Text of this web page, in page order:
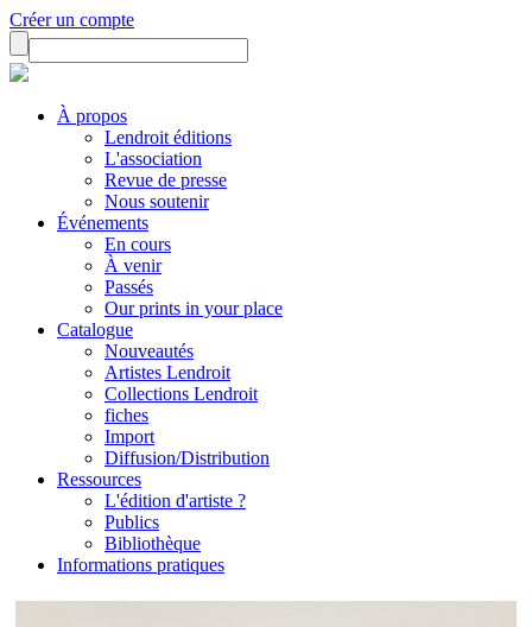
Créer un compte
À propos
Lendroit éditions
L'association
Revue de presse
Nous soutenir
Événements
En cours
À venir
Passés
Our prints in your place
Catalogue
Nouveautés
Artistes Lendroit
Collections Lendroit
fiches
Import
Diffusion/Distribution
Ressources
L'édition d'artiste ?
Publics
Bibliothèque
Informations pratiques